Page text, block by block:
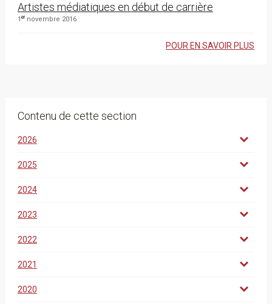
Artistes médiatiques en début de carrière
1 ernovembre 2016
POUR EN SAVOIR PLUS
Contenu de cette section
2026
2025
2024
2023
2022
2021
2020